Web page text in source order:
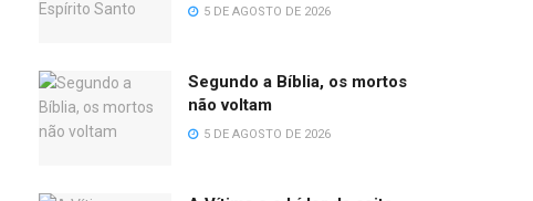
5 DE AGOSTO DE 2026
Segundo a Bíblia, os mortos
não voltam
5 DE AGOSTO DE 2026